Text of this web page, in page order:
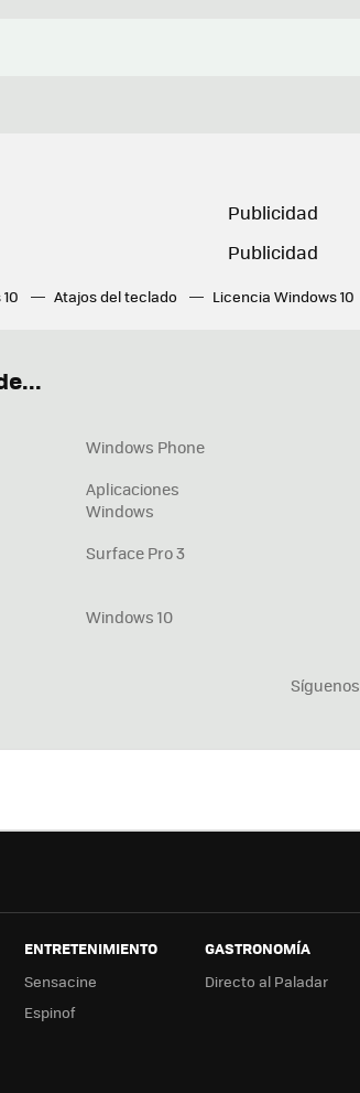
Atajos del teclado Licencia Windows 10
Síguenos
Windows Phone
Aplicaciones
Windows
Surface Pro 3
Windows 10
ENTRETENIMIENTO
Sensacine
Espinof
GASTRONOMÍA
Directo al Paladar